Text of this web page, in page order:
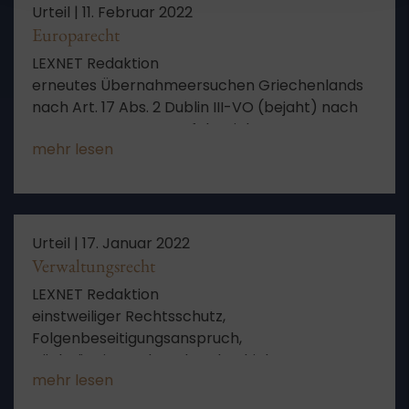
Urteil | 11. Februar 2022
Europarecht
LEXNET Redaktion
erneutes Übernahmeersuchen Griechenlands
nach Art. 17 Abs. 2 Dublin III-VO (bejaht) nach
vorausgegangenen erfolgreichem
Übernahmeverfahren nach Art. 9 Dublin III-VO,
Überstellungsfrist, Nachzug von Vater,
Stiefmutter und Halbschwester zu 13jährigem
Minderjährigen, der sich mit Großmutter und
16jährigem Bruder mit Schutzstatus in
Deutschland aufhält.
mehr lesen
Urteil | 17. Januar 2022
Verwaltungsrecht
LEXNET Redaktion
einstweiliger Rechtsschutz,
Folgenbeseitigungsanspruch,
Rückgängigmachen der Abschiebung von
Familienangehörigen, Familienverbund,
mehr lesen